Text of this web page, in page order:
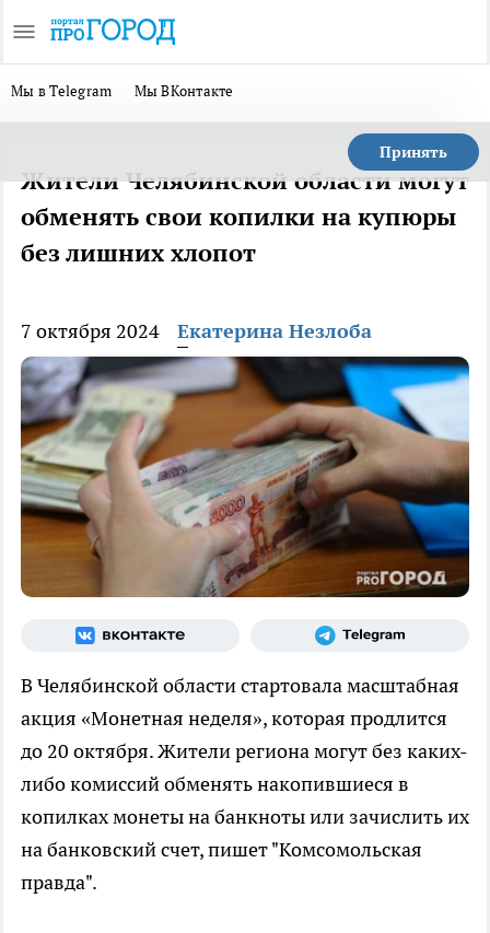
Мы в Telegram Мы ВКонтакте
Принять
Жители Челябинской области могут
обменять свои копилки на купюры
без лишних хлопот
7 октября 2024 Екатерина Незлоба
В Челябинской области стартовала масштабная
акция «Монетная неделя», которая продлится
до 20 октября. Жители региона могут без каких-
либо комиссий обменять накопившиеся в
копилках монеты на банкноты или зачислить их
на банковский счет, пишет "Комсомольская
правда".